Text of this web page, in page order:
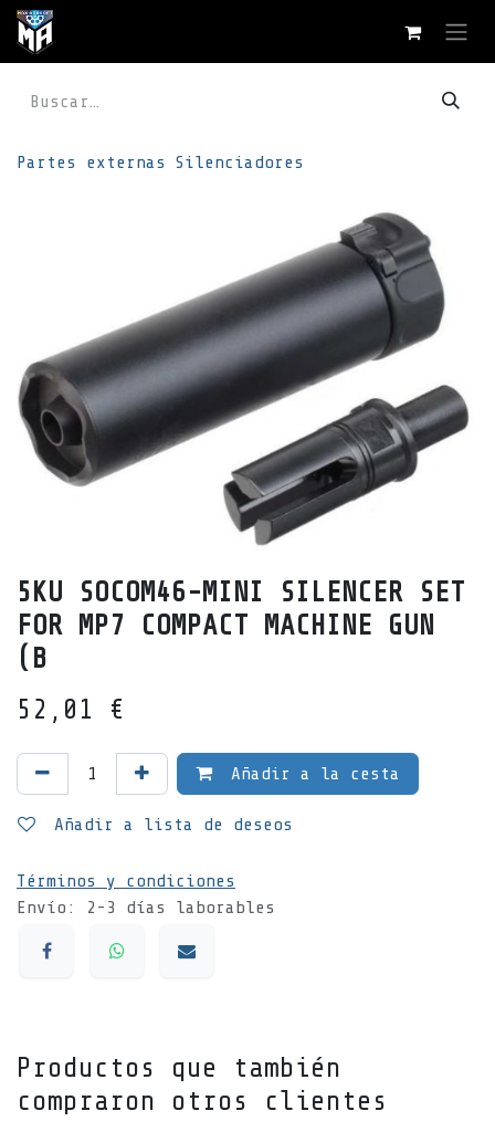
Ir al contenido
Partes externas Silenciadores
5KU SOCOM46-MINI SILENCER SET
FOR MP7 COMPACT MACHINE GUN
(B
52,01
€
Añadir a la cesta
Añadir a lista de deseos
Términos y condiciones
Envío: 2-3 días laborables
Productos que también
compraron otros clientes